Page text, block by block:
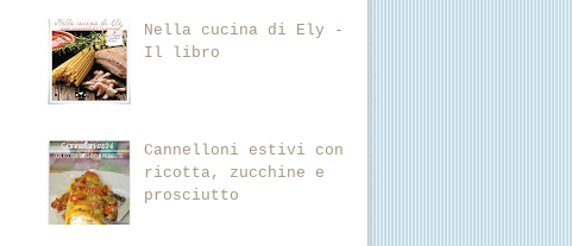
Nella cucina di Ely -
Il libro
Cannelloni estivi con
ricotta, zucchine e
prosciutto